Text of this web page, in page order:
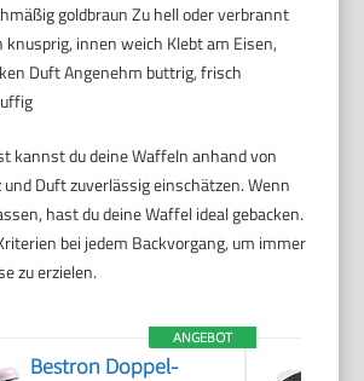
goldbraun Zu hell oder verbrannt
knusprig, innen weich Klebt am Eisen,
Duft Angenehm buttrig, frisch
kannst du deine Waffeln anhand von
Duft zuverlässig einschätzen. Wenn
hast du deine Waffel ideal gebacken.
bei jedem Backvorgang, um immer
zu erzielen.
ANGEBOT
Bestron Doppel-